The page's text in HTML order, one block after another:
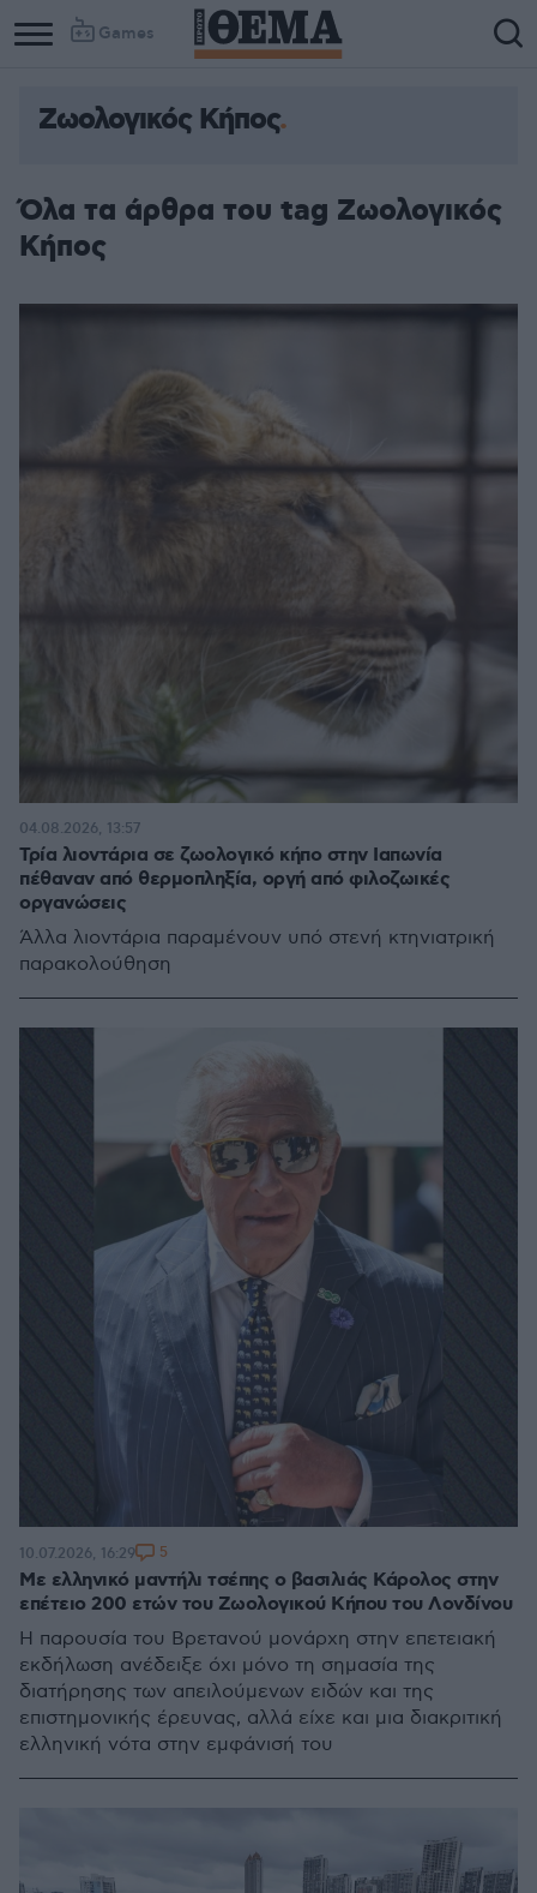
Games
Ζωολογικός Κήπος
Όλα τα άρθρα του tag Ζωολογικός
Κήπος
Τρία λιοντάρια σε ζωολογικό κήπο στην Ιαπωνία
πέθαναν από θερμοπληξία, οργή από φιλοζωικές
οργανώσεις
Άλλα λιοντάρια παραμένουν υπό στενή κτηνιατρική
παρακολούθηση
04.08.2026, 13:57
Με ελληνικό μαντήλι τσέπης ο βασιλιάς Κάρολος στην
επέτειο 200 ετών του Ζωολογικού Κήπου του Λονδίνου
Η παρουσία του Βρετανού μονάρχη στην επετειακή
εκδήλωση ανέδειξε όχι μόνο τη σημασία της
διατήρησης των απειλούμενων ειδών και της
επιστημονικής έρευνας, αλλά είχε και μια διακριτική
ελληνική νότα στην εμφάνισή του
10.07.2026, 16:29 5